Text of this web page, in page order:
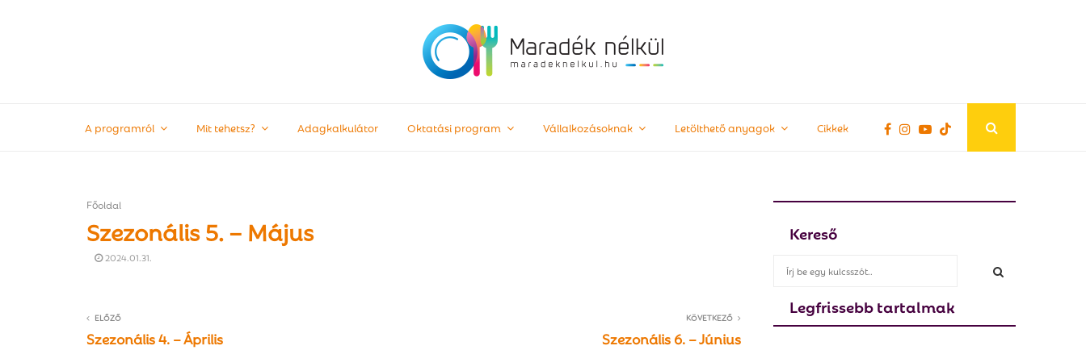
A programról Mit tehetsz? Adagkalkulátor Oktatási program Vállalkozásoknak Letölthető anyagok Cikkek
Főoldal
Szezonális 5. – Május
2024.01.31.
ELŐZŐ
Szezonális 4. – Április
KÖVETKEZŐ
Szezonális 6. – Június
Kereső
c
Legfrissebb tartalmak